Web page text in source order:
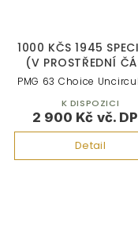
1000 KČS 1945
(V PROSTŘEDNÍ
BANKOVKY)
2 900 Kč
Detail
PMG 63 Choice
K DISPOZICI